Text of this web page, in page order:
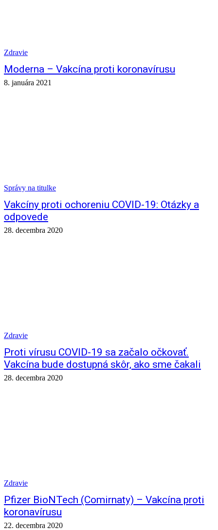
Zdravie
Moderna – Vakcína proti koronavírusu
8. januára 2021
Správy na titulke
Vakcíny proti ochoreniu COVID-19: Otázky a
odpovede
28. decembra 2020
Zdravie
Proti vírusu COVID-19 sa začalo očkovať.
Vakcína bude dostupná skôr, ako sme čakali
28. decembra 2020
Zdravie
Pfizer BioNTech (Comirnaty) – Vakcína proti
koronavírusu
22. decembra 2020